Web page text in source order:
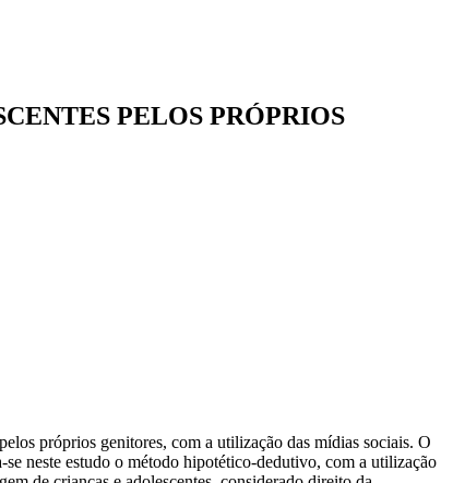
PELOS PRÓPRIOS
próprios genitores, com a utilização das mídias sociais. O
neste estudo o método hipotético-dedutivo, com a utilização